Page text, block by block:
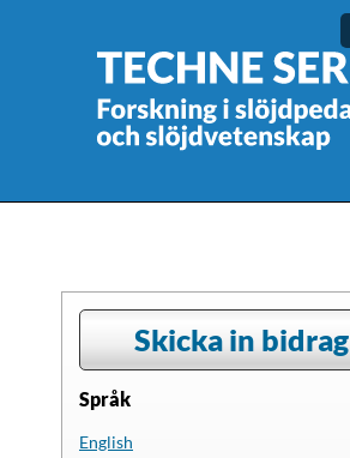
Skicka in bidrag
Språk
English